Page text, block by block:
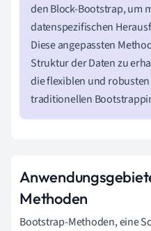
den Block-Bootstrap, um
datenspezifischen
Diese angepassten
Struktur der Daten zu
die flexiblen und
traditionellen
Methoden
Bootstrap-Methoden, eine